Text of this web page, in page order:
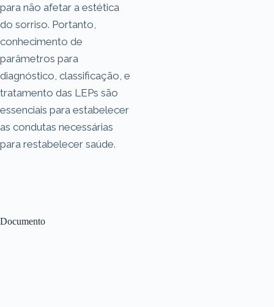
Documento
para não afetar a estética
do sorriso. Portanto,
conhecimento de
parâmetros para
diagnóstico, classificação, e
tratamento das LEPs são
essenciais para estabelecer
as condutas necessárias
para restabelecer saúde.